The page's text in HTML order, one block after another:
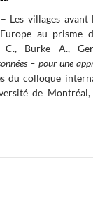
– Les villages avant
au prisme
C., Burke A.,
– pour une
du colloque
de Montréal,